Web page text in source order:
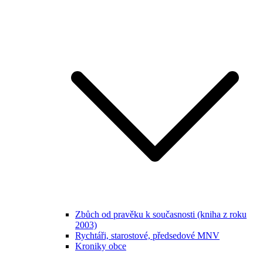
Zbůch od pravěku k současnosti (kniha z roku
2003)
Rychtáři, starostové, předsedové MNV
Kroniky obce